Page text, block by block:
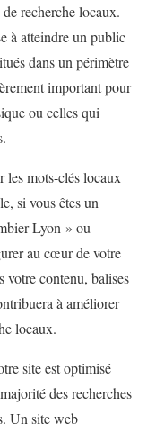
recherche locaux.
à atteindre un public
dans un périmètre
important pour
ou celles qui
les mots-clés locaux
si vous êtes un
Lyon » ou
au cœur de votre
votre contenu, balises
à améliorer
locaux.
site est optimisé
des recherches
Un site web